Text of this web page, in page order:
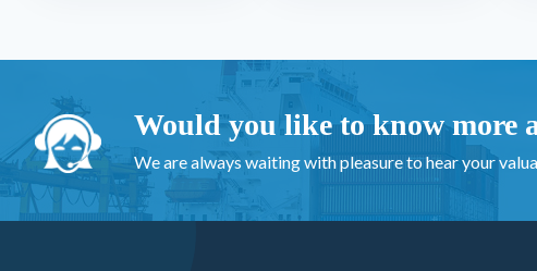
Would you like to know more
We are always waiting with pleasure to hear your